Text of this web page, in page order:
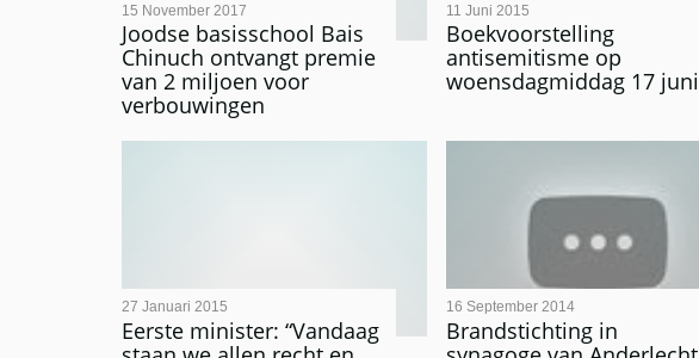
Joodse basisschool Bais
Chinuch ontvangt premie
van 2 miljoen voor
verbouwingen
15 November 2017
Boekvoorstelling
antisemitisme op
woensdagmiddag 17 juni
11 Juni 2015
Eerste minister: “Vandaag
27 Januari 2015
Brandstichting in
16 September 2014